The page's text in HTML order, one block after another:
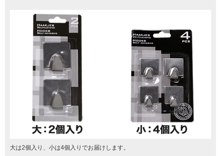
大は2個入り、小は4個入りでお届けします。